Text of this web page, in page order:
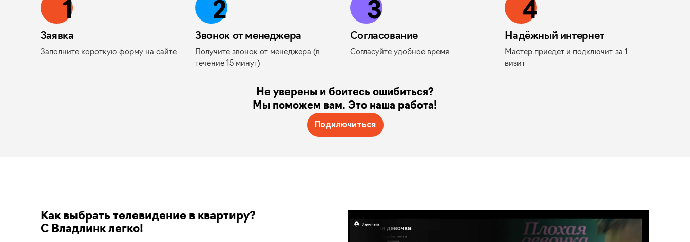
1
Заявка
Заполните короткую форму на сайте
2
Звонок от менеджера
Получите звонок от менеджера (в
течение 15 минут)
3
Согласование
Согласуйте удобное время
4
Надёжный интернет
Мастер приедет и подключит за 1
визит
Не уверены и боитесь ошибиться?
Мы поможем вам. Это наша работа!
Подключиться
Как выбрать телевидение в квартиру?
С Владлинк легко!